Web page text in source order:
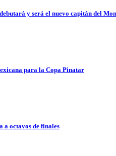
y será el nuevo capitán del
para la Copa Pinatar
a octavos de finales